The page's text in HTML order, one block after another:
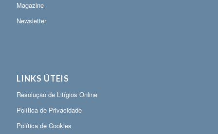
Magazine
Newsletter
LINKS ÚTEIS
Resolução de Litígios Online
Política de Privacidade
Política de Cookies